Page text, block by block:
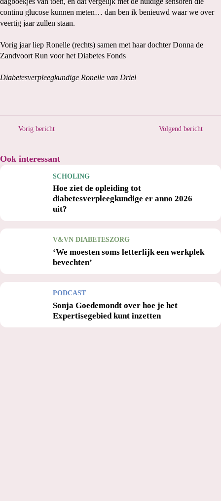
continu glucose kunnen meten… dan ben ik benieuwd waar we over
veertig jaar zullen staan.
Vorig jaar liep Ronelle (rechts) samen met haar dochter Donna de
Zandvoort Run voor het Diabetes Fonds
Diabetesverpleegkundige Ronelle van Driel
Vorig bericht Volgend bericht
Ook interessant
Hoe ziet de opleiding tot
diabetesverpleegkundige er anno 2026
uit?
SCHOLING
‘We moesten soms letterlijk een werkplek
bevechten’
V&VN DIABETESZORG
Sonja Goedemondt over hoe je het
Expertisegebied kunt inzetten
PODCAST